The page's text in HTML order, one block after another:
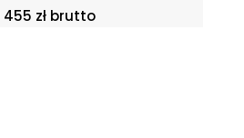
455 złbrutto